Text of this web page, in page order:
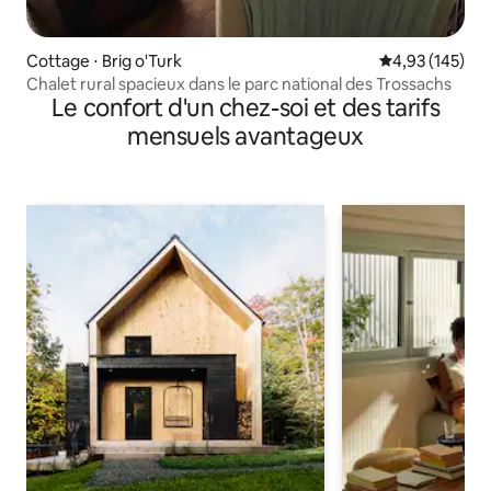
Cottage ⋅ Brig o'Turk Évaluation
4,93 (145)
Chalet rural spacieux dans le parc national des Trossachs
Le confort d'un chez-soi et des tarifs
mensuels avantageux